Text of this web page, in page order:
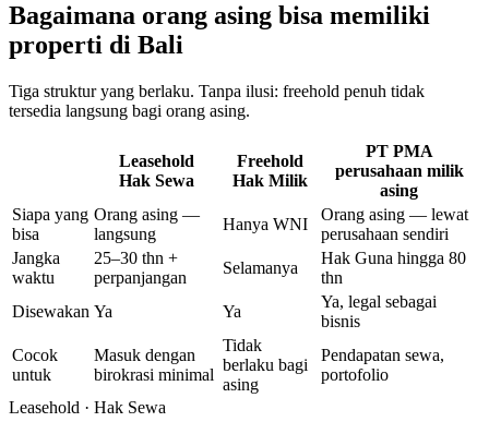
Bagaimana orang asing bisa memiliki
properti di Bali
Tiga struktur yang berlaku. Tanpa ilusi: freehold penuh tidak
tersedia langsung bagi orang asing.
Leasehold
Hak Sewa
Freehold
Hak Milik
PT PMA
perusahaan milik
asing
Siapa yang
bisa
Orang asing —
langsung
Hanya WNI
Orang asing — lewat
perusahaan sendiri
Jangka
waktu
25–30 thn +
perpanjangan
Selamanya
Hak Guna hingga 80
thn
Disewakan Ya Ya
Ya, legal sebagai
bisnis
Cocok
untuk
Masuk dengan
birokrasi minimal
Tidak
berlaku bagi
asing
Pendapatan sewa,
portofolio
Leasehold · Hak Sewa